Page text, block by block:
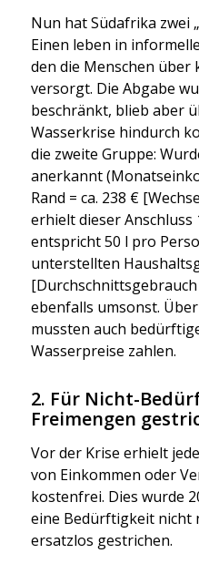
Nun hat Süd­afri­ka zwei
Einen leben in
den die Men­schen über
ver­sorgt. Die Abga­be
beschränkt, blieb aber
Was­ser­kri­se hin­durch
die zwei­te Grup­pe:
aner­kannt
Rand = ca. 238 €
erhielt die­ser Anschluss
ent­spricht 50 l pro
unter­stell­ten
eben­falls umsonst.
muss­ten auch
Was­ser­prei­se zah­len.
2. Für Nicht-
Freimengen
Vor der Kri­se erhielt
von Ein­kom­men oder
kos­ten­frei. Dies wur­de
eine Bedürf­tig­keit nicht
ersatz­los gestri­chen.